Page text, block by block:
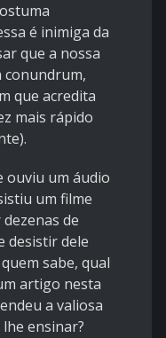
é inimiga da
que a nossa
conundrum,
que acredita
mais rápido
ouviu um áudio
um filme
de
desistir dele
sabe, qual
artigo nesta
a valiosa
ensinar?